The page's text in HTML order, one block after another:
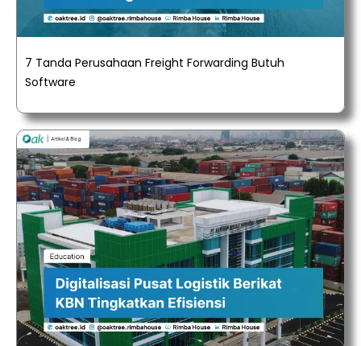
7 Tanda Perusahaan Freight Forwarding Butuh
Software